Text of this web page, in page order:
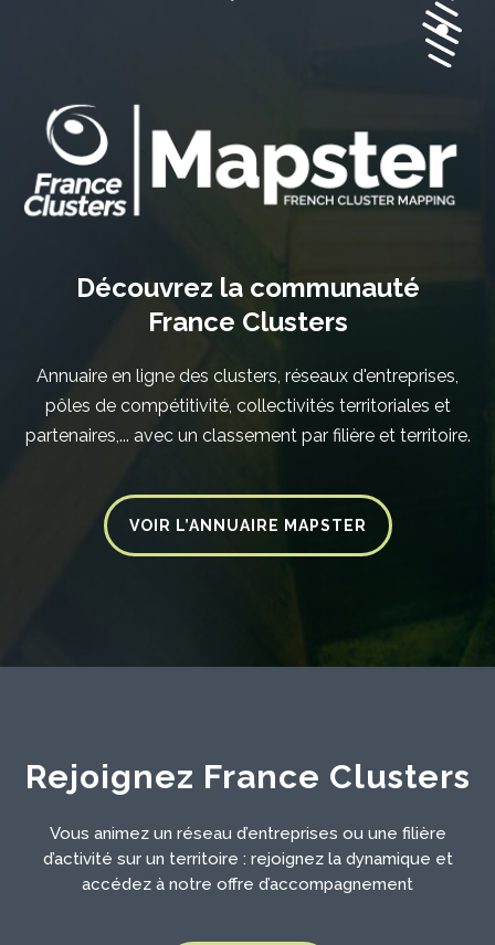
Découvrez la communauté
France Clusters
Annuaire en ligne des clusters, réseaux d'entreprises,
pôles de compétitivité, collectivités territoriales et
partenaires,... avec un classement par filière et territoire.
VOIR L’ANNUAIRE MAPSTER
Rejoignez France Clusters
Vous animez un réseau d’entreprises ou une filière
d’activité sur un territoire : rejoignez la dynamique et
accédez à notre offre d’accompagnement